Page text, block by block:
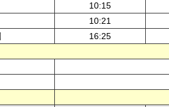
10:15
10:21
16:25